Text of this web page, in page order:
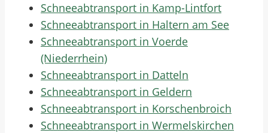
Schneeabtransport in Kamp-Lintfort
Schneeabtransport in Haltern am See
Schneeabtransport in Voerde
(Niederrhein)
Schneeabtransport in Datteln
Schneeabtransport in Geldern
Schneeabtransport in Korschenbroich
Schneeabtransport in Wermelskirchen